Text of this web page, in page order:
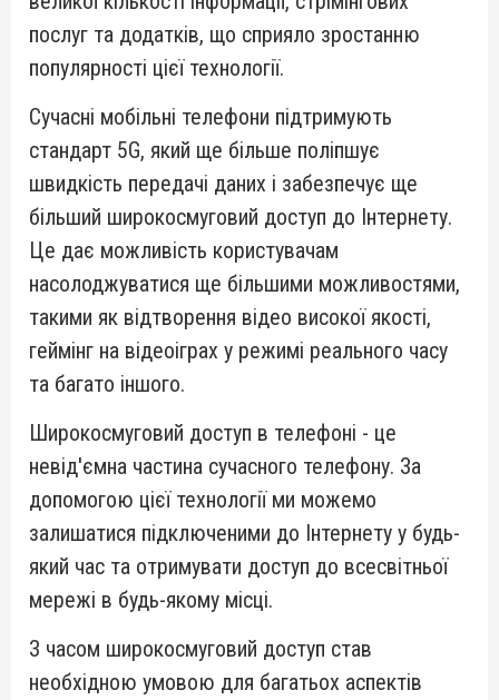
послуг та додатків, що сприяло зростанню
популярності цієї технології.
Сучасні мобільні телефони підтримують
стандарт 5G, який ще більше поліпшує
швидкість передачі даних і забезпечує ще
більший широкосмуговий доступ до Інтернету.
Це дає можливість користувачам
насолоджуватися ще більшими можливостями,
такими як відтворення відео високої якості,
геймінг на відеоіграх у режимі реального часу
та багато іншого.
Широкосмуговий доступ в телефоні - це
невід'ємна частина сучасного телефону. За
допомогою цієї технології ми можемо
залишатися підключеними до Інтернету у будь-
який час та отримувати доступ до всесвітньої
мережі в будь-якому місці.
З часом широкосмуговий доступ став
необхідною умовою для багатьох аспектів